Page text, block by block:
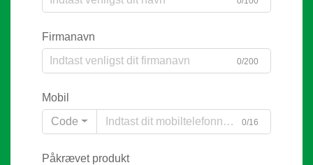
Firmanavn
0/200
Mobil
Code
0/16
Påkrævet produkt